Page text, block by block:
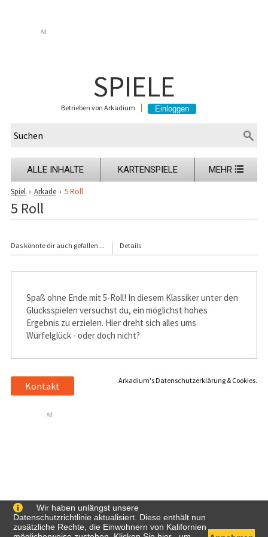
Ad
SPIELE
Betrieben von Arkadium
ALLE INHALTE KARTENSPIELE MEHR
Spiel › Arkade › 5 Roll
5 Roll
Das könnte dir auch gefallen ... Details
Spaß ohne Ende mit 5-Roll! In diesem Klassiker unter den
Glücksspielen versuchst du, ein möglichst hohes
Ergebnis zu erzielen. Hier dreht sich alles ums
Würfelglück - oder doch nicht?
Arkadium's Datenschutzerklärung & Cookies.
Kontakt
Ad
Wir haben unlängst unsere
Datenschutzrichtlinie aktualisiert. Diese enthält nun
zusätzliche Rechte, die Einwohnern von Kalifornien